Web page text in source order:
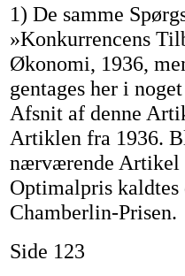
1) De samme
»Konkurrencens
Økonomi, 1936,
gentages her i
Afsnit af denne
Artiklen fra 1936.
nærværende Artikel
Optimalpris
Chamberlin-Prisen.
Side 123